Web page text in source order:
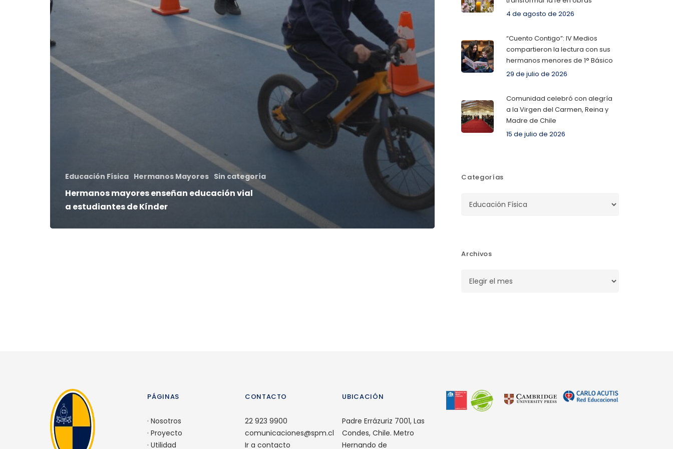
Educación Física Hermanos Mayores Sin categoría
Hermanos mayores enseñan educación vial
a estudiantes de Kínder
4 de agosto de 2026
“Cuento Contigo”: IV Medios
compartieron la lectura con sus
hermanos menores de 1° Básico
29 de julio de 2026
Comunidad celebró con alegría
a la Virgen del Carmen, Reina y
Madre de Chile
15 de julio de 2026
Categorías
Archivos
PÁGINAS
·Nosotros
·Proyecto
·Utilidad
CONTACTO
22 923 9900
comunicaciones@spm.cl
Ir a contacto
UBICACIÓN
Padre Errázuriz 7001, Las
Condes, Chile. Metro
Hernando de